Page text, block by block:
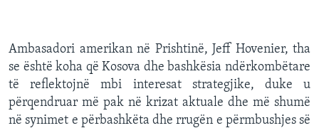
Ambasadori amerikan në Prishtinë, Jeff Hovenier, tha
se është koha që Kosova dhe bashkësia ndërkombëtare
të reflektojnë mbi interesat strategjike, duke u
përqendruar më pak në krizat aktuale dhe më shumë
në synimet e përbashkëta dhe rrugën e përmbushjes së